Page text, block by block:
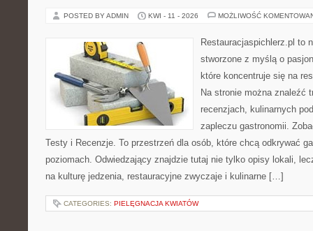
POSTED BY ADMIN KWI - 11 - 2026 MOŻLIWOŚĆ
Restauracjaspichlerz.pl to
stworzone z myślą o
które koncentruje się na
Na stronie można znaleźć
recenzjach, kulinarnych
zapleczu gastronomii.
Testy i Recenzje. To przestrzeń dla osób, które chcą odkrywać
poziomach. Odwiedzający znajdzie tutaj nie tylko opisy lokali,
na kulturę jedzenia, restauracyjne zwyczaje i kulinarne […]
CATEGORIES: PIELĘGNACJA KWIATÓW